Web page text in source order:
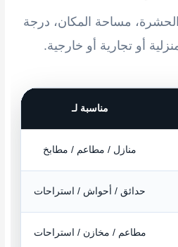
مساحة المكان، درجة
أو تجارية أو خارجية.
مناسبة لـ
منازل / مطاعم / مطابخ
حدائق / أحواش / استراحات
مطاعم / مخازن / استراحات